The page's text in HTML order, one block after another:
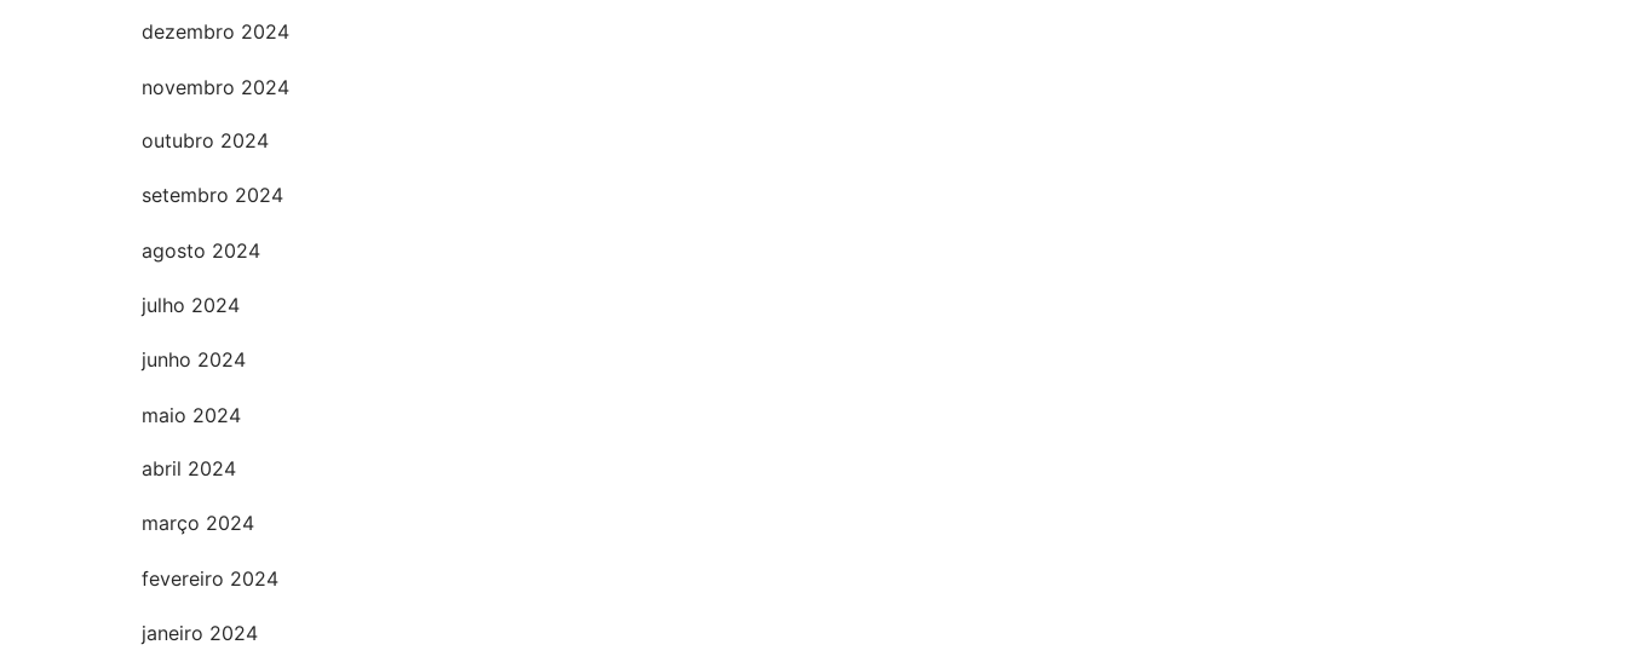
dezembro 2024
novembro 2024
outubro 2024
setembro 2024
agosto 2024
julho 2024
junho 2024
maio 2024
abril 2024
março 2024
fevereiro 2024
janeiro 2024